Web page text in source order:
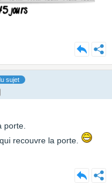
sujet
porte.
recouvre la porte.